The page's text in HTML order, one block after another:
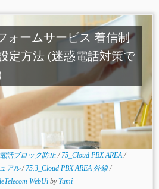
ォームサービス 着信制
方法 (迷惑電話対策で
話ブロック防止/ 75_Cloud PBX AREA/
ュアル/ 75.3_Cloud PBX AREA 外線/
WebUi byYumi